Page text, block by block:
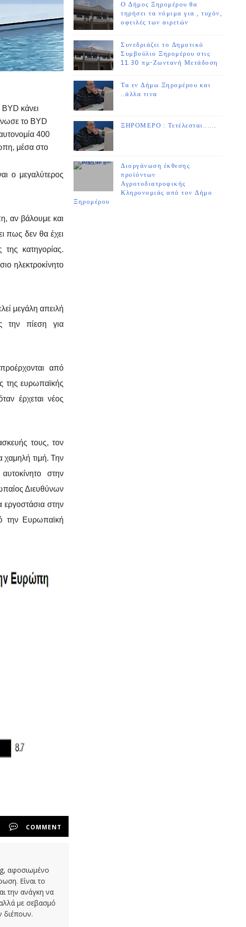
BYD κάνει
το BYD
400
μέσα στο
ο μεγαλύτερος
αν βάλουμε και
πως δεν θα έχει
κατηγορίας.
ηλεκτροκίνητο
μεγάλη απειλή
την πίεση για
από
της ευρωπαϊκής
έρχεται νέος
τους, τον
χαμηλή τιμή. Την
στην
Διευθύνων
εργοστάσια στην
την Ευρωπαϊκή
COMMENT
αφοσιωμένο
Είναι το
την ανάγκη να
με σεβασμό
διέπουν.
Ο Δήμος Ξηρομέρου θα
τηρήσει τα νόμιμα για , τυχόν,
οφειλές των αιρετών
Συνεδριάζει το Δημοτικό
Συμβούλιο Ξηρομέρου στις
11.30 πμ-Ζωντανή Μετάδοση
Τα εν Δήμω Ξηρομέρου και
..άλλα τινα
ΞΗΡΟΜΕΡΟ : Τετέλεσται......
Διοργάνωση έκθεσης
προϊόντων
Αγροτοδιατροφικής
Κληρονομιάς από τον Δήμο
Ξηρομέρου